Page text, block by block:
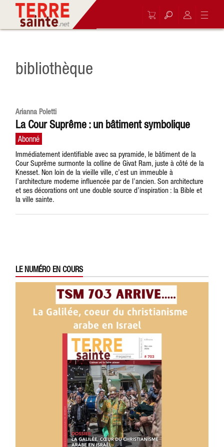
bibliothèque
Arianna Poletti
La Cour Suprême : un bâtiment symbolique
Immédiatement identifiable avec sa pyramide, le bâtiment de la
Cour Suprême surmonte la colline de Givat Ram, juste à côté de la
Knesset. Non loin de la vieille ville, c’est un immeuble à
l’architecture moderne influencée par de l’ancien. Son architecture
et ses décorations ont une double source d’inspiration : la Bible et
la ville sainte.
LE NUMÉRO EN COURS